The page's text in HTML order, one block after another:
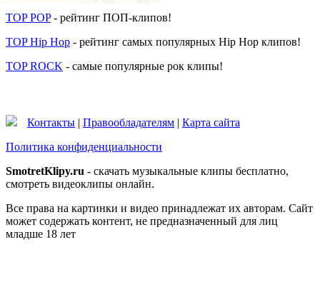
TOP POP- рейтинг ПОП-клипов!
TOP Hip Hop - рейтинг самых популярных Hip Hop клипов!
TOP ROCK - самые популярные рок клипы!
Контакты | Правообладателям | Карта сайта
Политика конфиденциальности
SmotretKlipy.ru - скачать музыкальные клипы бесплатно,
смотреть видеоклипы онлайн.
Все права на картинки и видео принадлежат их авторам. Сайт
может содержать контент, не предназначенный для лиц
младше 18 лет